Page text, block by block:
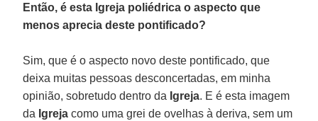
Então, é esta Igreja poliédrica o aspecto que
menos aprecia deste pontificado?
Sim, que é o aspecto novo deste pontificado, que
deixa muitas pessoas desconcertadas, em minha
opinião, sobretudo dentro da Igreja. E é esta imagem
da Igreja como uma grei de ovelhas à deriva, sem um